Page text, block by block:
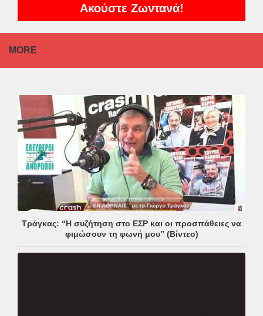
Ακούστε Ζωντανά!
MORE
Τράγκας: “Η συζήτηση στο ΕΣΡ και οι προσπάθειες να
φιμώσουν τη φωνή μου” (Βίντεο)